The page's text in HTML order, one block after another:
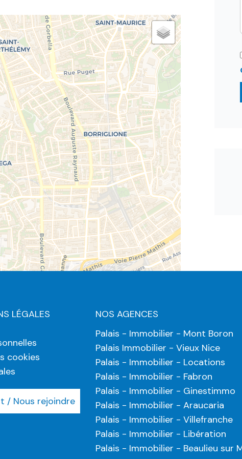
LÉGALES
cookies
/ Nous rejoindre
NOS AGENCES
Palais - Immobilier - Mont Boron
Palais Immobilier - Vieux Nice
Palais - Immobilier - Locations
Palais - Immobilier - Fabron
Palais - Immobilier - Ginestimmo
Palais - Immobilier - Araucaria
Palais - Immobilier - Villefranche
Palais - Immobilier - Libération
Palais - Immobilier - Beaulieu sur